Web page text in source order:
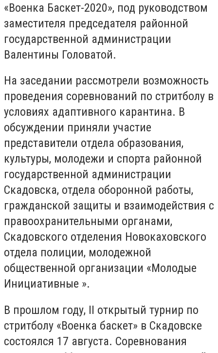
«Военка Баскет-2020», под руководством
заместителя председателя районной
государственной администрации
Валентины Головатой.
На заседании рассмотрели возможность
проведения соревнований по стритболу в
условиях адаптивного карантина. В
обсуждении приняли участие
представители отдела образования,
культуры, молодежи и спорта районной
государственной администрации
Скадовска, отдела оборонной работы,
гражданской защиты и взаимодействия с
правоохранительными органами,
Скадовского отделения Новокаховского
отдела полиции, молодежной
общественной организации «Молодые
Инициативные ».
В прошлом году, II открытый турнир по
стритболу «Военка баскет» в Скадовске
состоялся 17 августа. Соревнования